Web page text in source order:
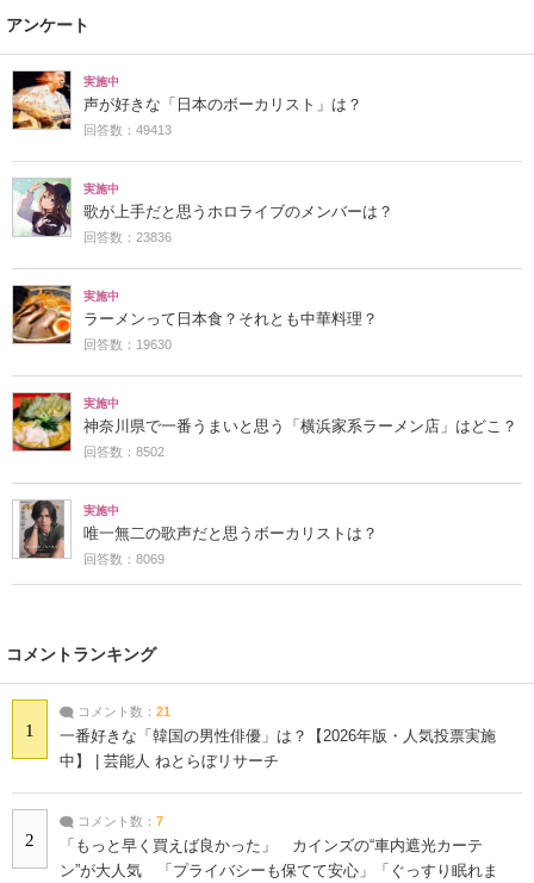
アンケート
実施中
声が好きな「日本のボーカリスト」は？
回答数：49413
実施中
歌が上手だと思うホロライブのメンバーは？
回答数：23836
実施中
ラーメンって日本食？それとも中華料理？
回答数：19630
実施中
神奈川県で一番うまいと思う「横浜家系ラーメン店」はどこ？
回答数：8502
実施中
唯一無二の歌声だと思うボーカリストは？
回答数：8069
コメントランキング
1
コメント数： 21
一番好きな「韓国の男性俳優」は？【2026年版・人気投票実施
中】 | 芸能人 ねとらぼリサーチ
2
コメント数： 7
「もっと早く買えば良かった」 カインズの“車内遮光カーテ
ン”が大人気 「プライバシーも保てて安心」「ぐっすり眠れま